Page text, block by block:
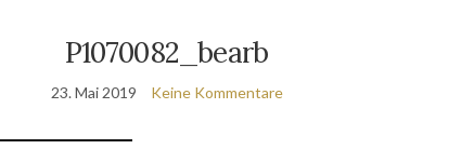
P1070082_bearb
23. Mai 2019 Keine Kommentare